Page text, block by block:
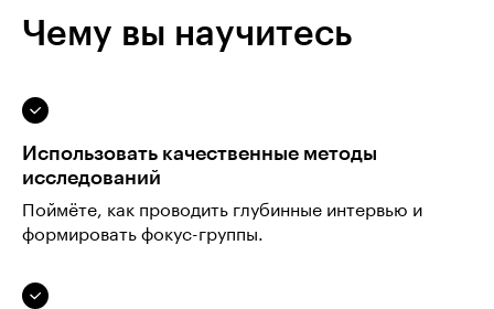
Чему вы научитесь
Использовать качественные методы
исследований
Поймёте, как проводить глубинные интервью и
формировать фокус-группы.